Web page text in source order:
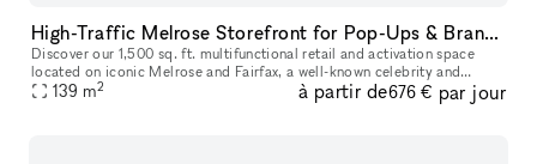
High-Traffic Melrose Storefront for Pop-Ups & Brand Activations
Discover our 1,500 sq. ft. multifunctional retail and activation space
located on iconic Melrose and Fairfax, a well-known celebrity and
cultural hotspot in Los Angeles. Surrounded by luxury brands
139 m2 à partir de676 € par jour